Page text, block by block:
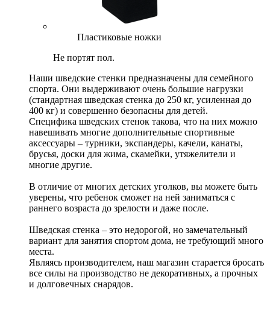
Пластиковые ножки
Не портят пол.
Наши шведские стенки предназначены для семейного
спорта. Они выдерживают очень большие нагрузки
(стандартная шведская стенка до 250 кг, усиленная до
400 кг) и совершенно безопасны для детей.
Специфика шведских стенок такова, что на них можно
навешивать многие дополнительные спортивные
аксессуары – турники, экспандеры, качели, канаты,
брусья, доски для жима, скамейки, утяжелители и
многие другие.
В отличие от многих детских уголков, вы можете быть
уверены, что ребенок сможет на ней заниматься с
раннего возраста до зрелости и даже после.
Шведская стенка – это недорогой, но замечательный
вариант для занятия спортом дома, не требующий много
места.
Являясь производителем, наш магазин старается бросать
все силы на производство не декоративных, а прочных
и долговечных снарядов.